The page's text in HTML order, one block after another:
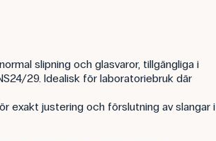
slipning och glasvaror, tillgängliga i
29. Idealisk för laboratoriebruk där
exakt justering och förslutning av slangar i